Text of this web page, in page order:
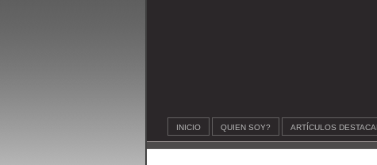
INICIO QUIEN SOY? ARTÍCULOS